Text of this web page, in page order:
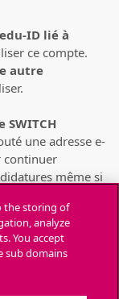
ID lié à
ce compte.
autre
SWITCH
une adresse e-
continuer
même si
la FAQ de
candidatures
the storing of
analyze
You accept
sub domains